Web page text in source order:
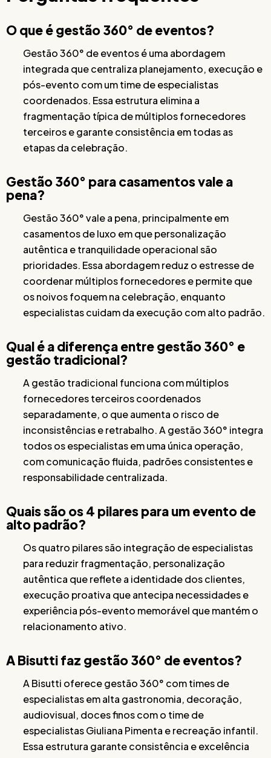
O que é gestão 360° de eventos?
Gestão 360° de eventos é uma abordagem
integrada que centraliza planejamento, execução e
pós-evento com um time de especialistas
coordenados. Essa estrutura elimina a
fragmentação típica de múltiplos fornecedores
terceiros e garante consistência em todas as
etapas da celebração.
Gestão 360° para casamentos vale a
pena?
Gestão 360° vale a pena, principalmente em
casamentos de luxo em que personalização
autêntica e tranquilidade operacional são
prioridades. Essa abordagem reduz o estresse de
coordenar múltiplos fornecedores e permite que
os noivos foquem na celebração, enquanto
especialistas cuidam da execução com alto padrão.
Qual é a diferença entre gestão 360° e
gestão tradicional?
A gestão tradicional funciona com múltiplos
fornecedores terceiros coordenados
separadamente, o que aumenta o risco de
inconsistências e retrabalho. A gestão 360° integra
todos os especialistas em uma única operação,
com comunicação fluida, padrões consistentes e
responsabilidade centralizada.
Quais são os 4 pilares para um evento de
alto padrão?
Os quatro pilares são integração de especialistas
para reduzir fragmentação, personalização
autêntica que reflete a identidade dos clientes,
execução proativa que antecipa necessidades e
experiência pós-evento memorável que mantém o
relacionamento ativo.
A Bisutti faz gestão 360° de eventos?
A Bisutti oferece gestão 360° com times de
especialistas em alta gastronomia, decoração,
audiovisual, doces finos com o time de
especialistas Giuliana Pimenta e recreação infantil.
Essa estrutura garante consistência e excelência